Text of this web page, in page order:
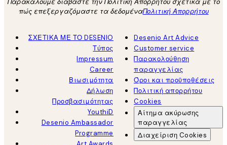
Παρακαλούμε διαβάστε την Πολιτική Απορρήτου σχετικά με το
πώς επεξεργαζόμαστε τα δεδομέναΠολιτική Απορρήτου
ΣΧΕΤΙΚΑ ΜΕ ΤΟ DESENIO
Τύπος
Impressum
Career
Βιωσιμότητα
Δήλωση
Προσβασιμότητας
YouthiD
Desenio Ambassador
Programme
Desenio Art Advice
Customer service
Παρακολούθηση
παραγγελίας
Όροι και προϋποθέσεις
Πολιτική απορρήτου
Cookies
Αίτημα ακύρωσης
παραγγελίας
Διαχείριση Cookies